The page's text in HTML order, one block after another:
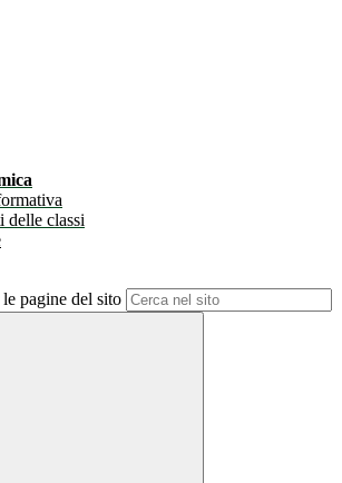
delle classi
pagine del sito